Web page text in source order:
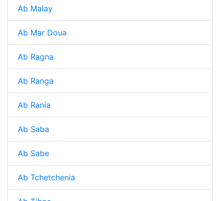
Ab Malay
Ab Mar Doua
Ab Ragna
Ab Ranga
Ab Rania
Ab Saba
Ab Sabe
Ab Tchetchenia